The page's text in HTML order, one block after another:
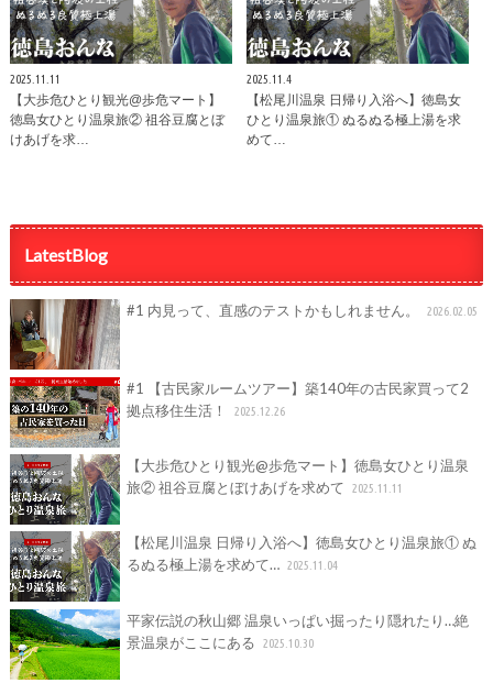
2025.11.11
【大歩危ひとり観光@歩危マート】
徳島女ひとり温泉旅② 祖谷豆腐とぼ
けあげを求…
2025.11.4
【松尾川温泉 日帰り入浴へ】徳島女
ひとり温泉旅① ぬるぬる極上湯を求
めて…
LatestBlog
#1 内見って、直感のテストかもしれません。 2026.02.05
#1 【古民家ルームツアー】築140年の古民家買って2
拠点移住生活！
2025.12.26
【大歩危ひとり観光@歩危マート】徳島女ひとり温泉
旅② 祖谷豆腐とぼけあげを求めて
2025.11.11
【松尾川温泉 日帰り入浴へ】徳島女ひとり温泉旅① ぬ
るぬる極上湯を求めて… 2025.11.04
平家伝説の秋山郷 温泉いっぱい掘ったり隠れたり…絶
景温泉がここにある
2025.10.30